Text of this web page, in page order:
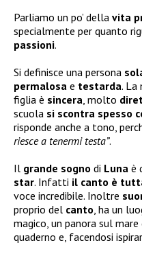
Parliamo un po’ della vita
specialmente per quanto
passioni.
Si definisce una persona
permalosa e testarda. La
figlia è sincera , molto
scuola si scontra spesso
risponde anche a tono,
riesce a tenermi testa”.
Il grande sogno di Luna è
star. Infatti il canto è
voce incredibile. Inoltre
proprio del canto , ha un
magico, un panora sul
quaderno e, facendosi